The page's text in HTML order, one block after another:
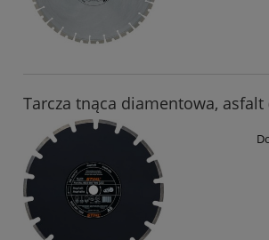
Tarcza tnąca diamentowa, asfalt